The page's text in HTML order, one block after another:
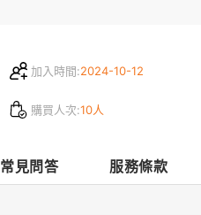
加入時間:2024-10-12
購買人次:10人
常見問答 服務條款